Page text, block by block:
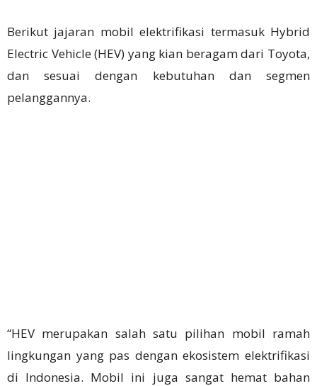
Berikut jajaran mobil elektrifikasi termasuk Hybrid
Electric Vehicle (HEV) yang kian beragam dari Toyota,
dan sesuai dengan kebutuhan dan segmen
pelanggannya.
“HEV merupakan salah satu pilihan mobil ramah
lingkungan yang pas dengan ekosistem elektrifikasi
di Indonesia. Mobil ini juga sangat hemat bahan